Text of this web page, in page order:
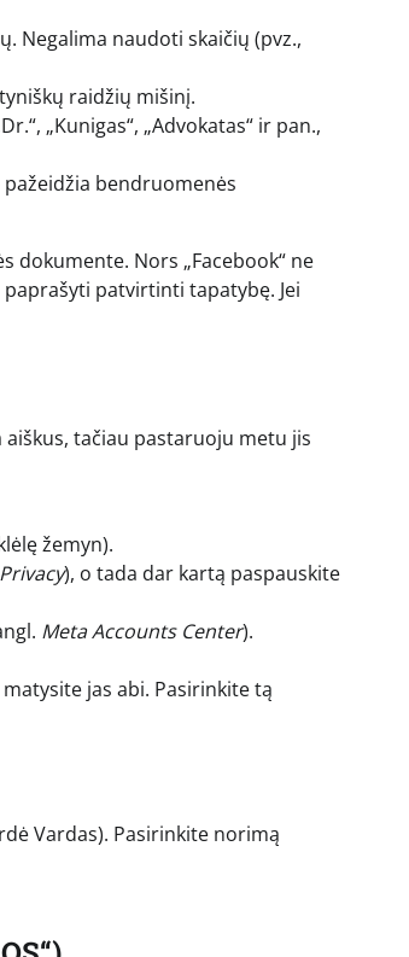
Negalima naudoti skaičių (pvz.,
raidžių mišinį.
„Kunigas“, „Advokatas“ ir pan.,
bendruomenės
Nors „Facebook“ ne
patvirtinti tapatybę. Jei
tačiau pastaruoju metu jis
žemyn).
), o tada dar kartą paspauskite
Meta Accounts Center).
jas abi. Pasirinkite tą
Vardas). Pasirinkite norimą